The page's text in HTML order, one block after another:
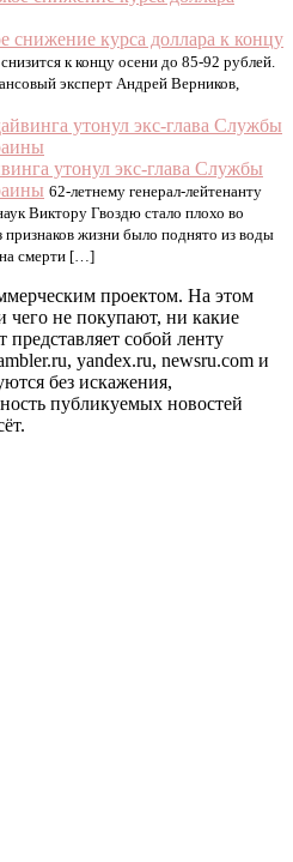
снижение курса доллара к концу
к концу осени до 85-92 рублей.
эксперт Андрей Верников,
утонул экс-глава Службы
62-летнему генерал-лейтенанту
Виктору Гвоздю стало плохо во
признаков жизни было поднято из воды
смерти […]
проектом. На этом
чего не покупают, ни какие
собой ленту
yandex.ru, newsru.com и
без искажения,
публикуемых новостей